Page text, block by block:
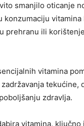
smanjilo oticanje
vitamina
prehranu ili
vitamina
tekućine,
zdravlja.
vitamina, ključno